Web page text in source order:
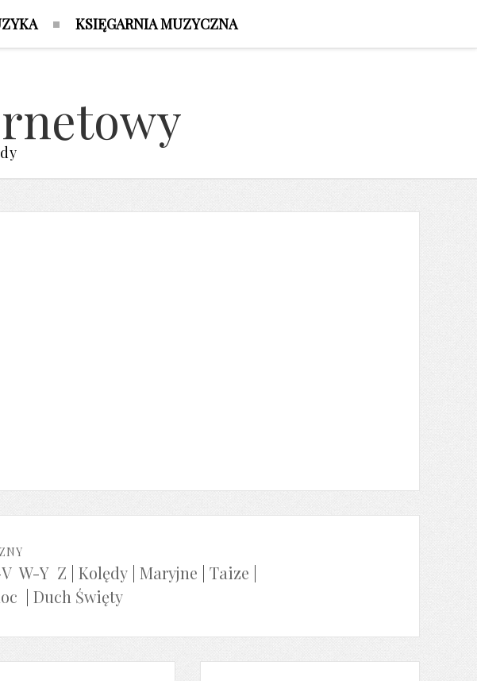
KSIĘGARNIA MUZYCZNA
W-Y Z Kolędy| Maryjne Taize
Duch Święty